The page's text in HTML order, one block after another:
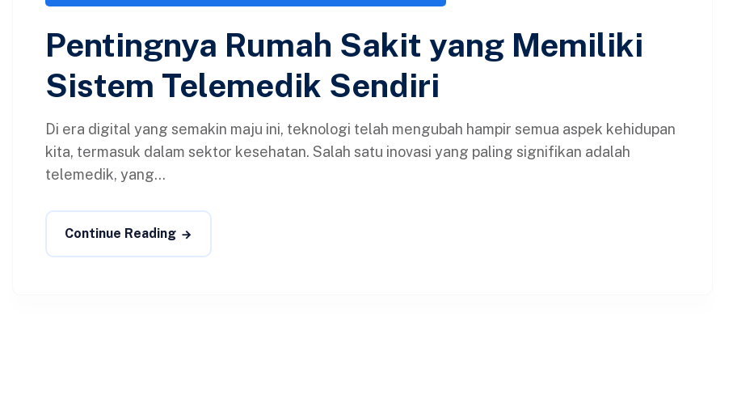
Pentingnya Rumah Sakit yang Memiliki
Sistem Telemedik Sendiri
Di era digital yang semakin maju ini, teknologi telah mengubah hampir semua aspek kehidupan
kita, termasuk dalam sektor kesehatan. Salah satu inovasi yang paling signifikan adalah
telemedik, yang...
Continue Reading